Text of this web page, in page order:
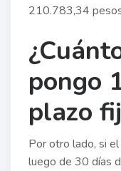
210.783,34
pongo
plazo
Por otro lado, si
luego de 30 días